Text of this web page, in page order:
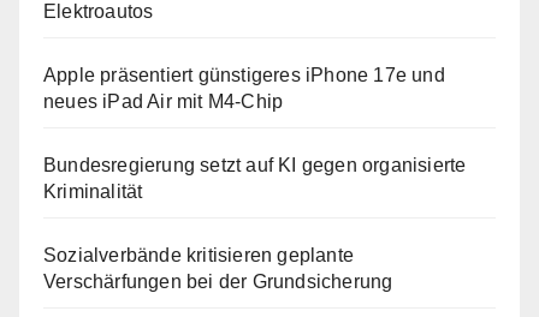
Elektroautos
Apple präsentiert günstigeres iPhone 17e und
neues iPad Air mit M4-Chip
Bundesregierung setzt auf KI gegen organisierte
Kriminalität
Sozialverbände kritisieren geplante
Verschärfungen bei der Grundsicherung